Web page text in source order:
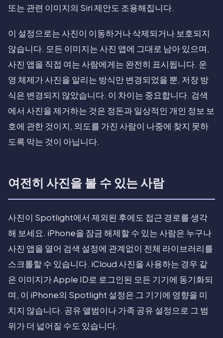
또는 관련 이미지의 Siri 제안도 조용해집니다.
이 설정으로는 사진이 이동하거나 삭제되거나 보호되지
않습니다. 모든 이미지는 사진 앱에 그대로 남아 있으며,
사진 앱을 직접 여는 사람에게는 완전히 표시됩니다. 운
영 체제가 사진을 알리는 방식만 변경되었을 뿐, 저장 방
식은 변경되지 않았습니다. 이 차이는 중요합니다. 검색
에서 사진을 제거하는 것은 정돈과 일상적인 개인 정보 보
호에 관한 것이지, 의도를 가진 사람이 나중에 찾지 못하
도록 막는 것이 아닙니다.
여전히 사진을 볼 수 있는 사람
사진이 Spotlight에서 제외된 후에도 접근 경로를 생각
해 보세요. iPhone을 잠금 해제할 수 있는 사람은 누구나
사진 앱을 열어 검색 설정에 관계없이 전체 라이브러리를
스크롤할 수 있습니다. iCloud 사진을 사용하는 경우 같
은 이미지가 Apple ID로 로그인된 모든 기기에 동기화되
며, 이 iPhone의 Spotlight 설정은 그 기기에 영향을 미
치지 않습니다. 공유 앨범이나 가족 공유 설정으로 그 범
위가 더 넓어질 수도 있습니다.